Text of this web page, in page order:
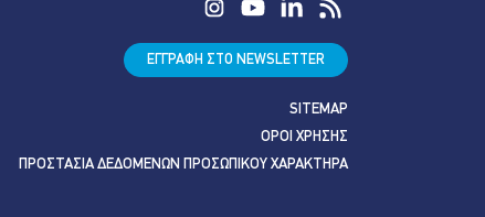
ΕΓΓΡΑΦΗ ΣΤΟ NEWSLETTER
SITEMAP
ΟΡΟΙ ΧΡΗΣΗΣ
ΠΡΟΣΤΑΣΙΑ ΔΕΔΟΜΕΝΩΝ ΠΡΟΣΩΠΙΚΟΥ ΧΑΡΑΚΤΗΡΑ